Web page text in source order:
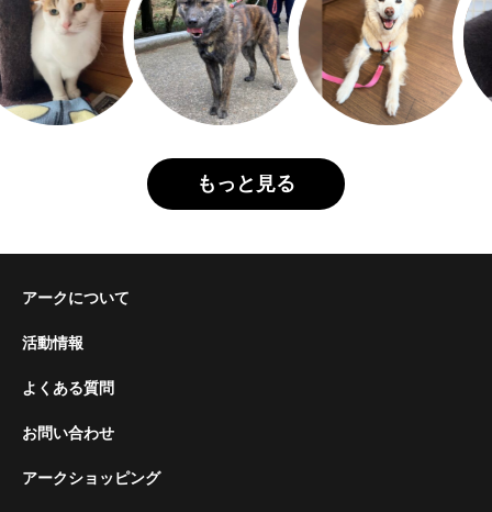
もっと見る
アークについて
活動情報
よくある質問
お問い合わせ
アークショッピング